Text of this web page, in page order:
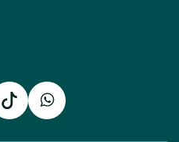
LinkedIn
mkk auf TikTokmkk auf WhatsApp